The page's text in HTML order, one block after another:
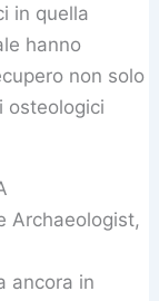
in quella
hanno
non solo
osteologici
Archaeologist,
ancora in